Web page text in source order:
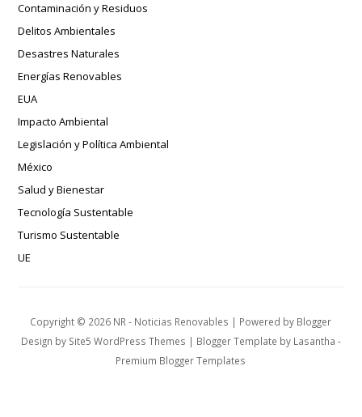
Contaminación y Residuos
Delitos Ambientales
Desastres Naturales
Energías Renovables
EUA
Impacto Ambiental
Legislación y Política Ambiental
México
Salud y Bienestar
Tecnología Sustentable
Turismo Sustentable
UE
Copyright © 2026 NR - Noticias Renovables | Powered by Blogger
Design by Site5 WordPress Themes | Blogger Template by Lasantha -
Premium Blogger Templates